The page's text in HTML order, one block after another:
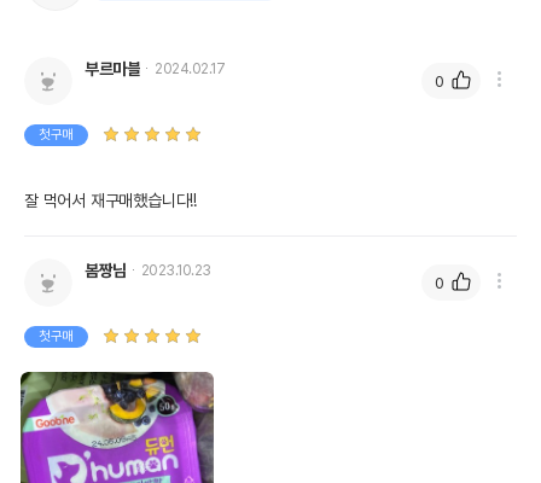
부르마블 2024.02.17
첫구매
잘 먹어서 재구매했습니다!!
0
봄짱님 2023.10.23
첫구매
0